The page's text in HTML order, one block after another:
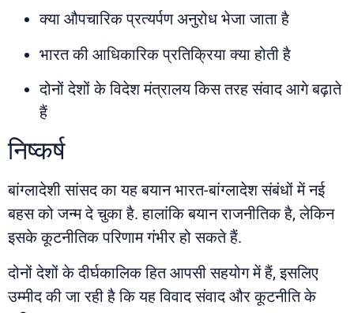
क्या औपचारिक प्रत्यर्पण अनुरोध भेजा जाता है
भारत की आधिकारिक प्रतिक्रिया क्या होती है
दोनों देशों के विदेश मंत्रालय किस तरह संवाद आगे बढ़ाते
हैं
निष्कर्ष
बांग्लादेशी सांसद का यह बयान भारत-बांग्लादेश संबंधों में नई
बहस को जन्म दे चुका है. हालांकि बयान राजनीतिक है, लेकिन
इसके कूटनीतिक परिणाम गंभीर हो सकते हैं.
दोनों देशों के दीर्घकालिक हित आपसी सहयोग में हैं, इसलिए
उम्मीद की जा रही है कि यह विवाद संवाद और कूटनीति के